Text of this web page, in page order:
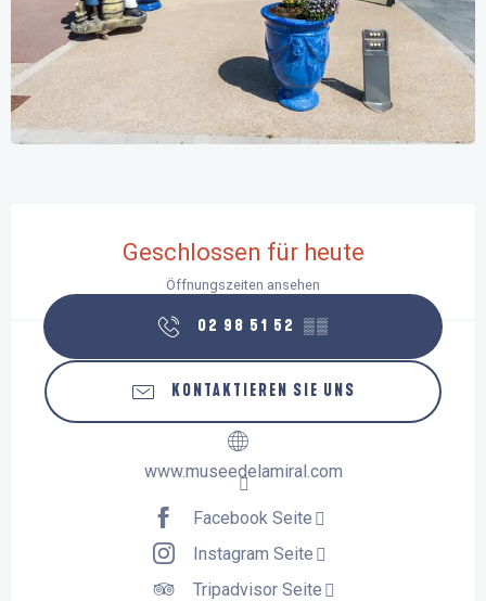
Geschlossen für heute
Öffnungszeiten ansehen
02 98 51 52 ▒▒
KONTAKTIEREN SIE UNS
www.museedelamiral.com
Facebook Seite
Instagram Seite
Tripadvisor Seite